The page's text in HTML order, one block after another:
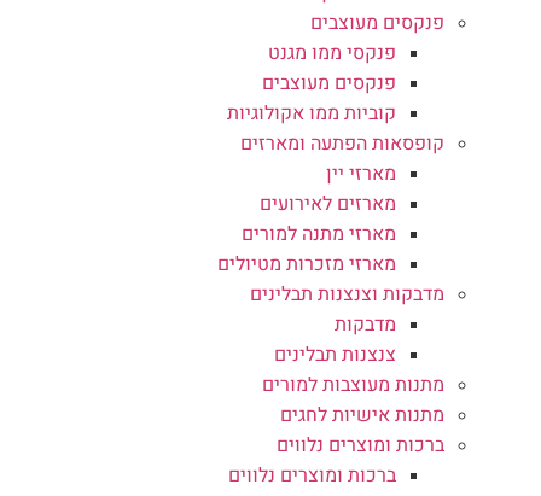
פנקסים מעוצבים
פנקסי ממו מגנט
פנקסים מעוצבים
קוביות ממו אקולוגיות
קופסאות הפתעה ומארזים
מארזי יין
מארזים לאירועים
מארזי מתנה למורים
מארזי מזכרות מטיולים
מדבקות וצנצנות תבלינים
מדבקות
צנצנות תבלינים
מתנות מעוצבות למורים
מתנות אישיות לחגים
ברכות ומוצרים נלווים
ברכות ומוצרים נלווים